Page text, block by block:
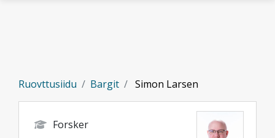
Ruovttusiidu Bargit Simon Larsen
Forsker